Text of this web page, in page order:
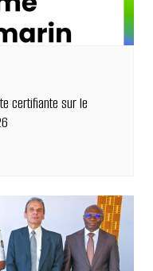
certifiante sur le